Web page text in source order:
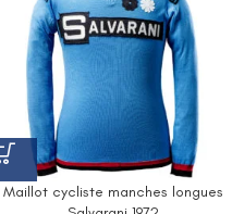
Maillot cycliste manches longues